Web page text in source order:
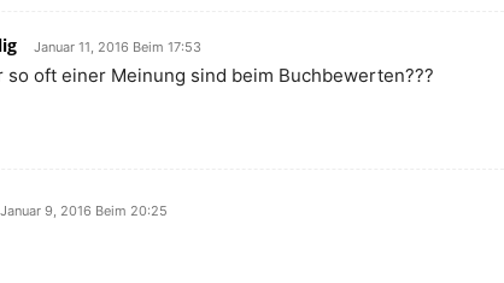
Januar 11, 2016 Beim 17:53
so oft einer Meinung sind beim Buchbewerten???
Januar 9, 2016 Beim 20:25